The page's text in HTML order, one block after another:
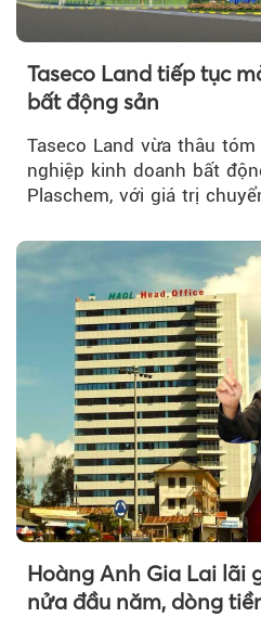
Taseco Land tiếp tục
bất động sản
Taseco Land vừa thâu
nghiệp kinh doanh bất
Plaschem, với giá trị
Hoàng Anh Gia Lai lãi
nửa đầu năm, dòng